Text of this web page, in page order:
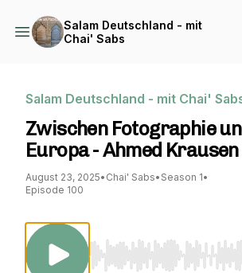
Salam Deutschland - mit
Chai' Sabs
Salam Deutschland - mit Chai'
Zwischen Fotographie
Europa - Ahmed Krausen
August 23, 2025• Chai' Sabs• Season 1•
Episode 100
Use Left/Right to seek,